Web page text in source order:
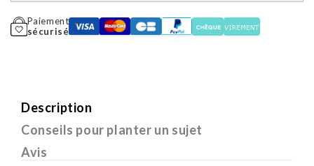
Paiement
sécurisé
Description
Conseils pour planter un sujet
Avis